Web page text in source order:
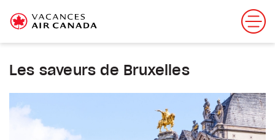
Les saveurs de Bruxelles